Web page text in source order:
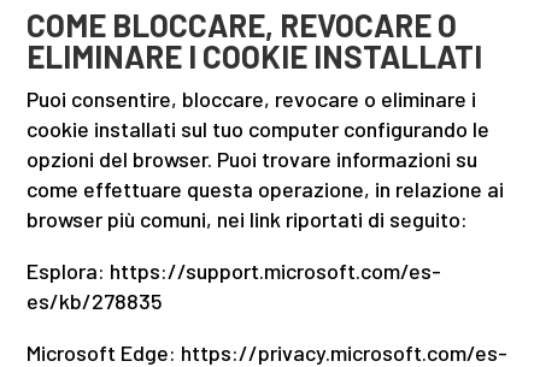
COME BLOCCARE, REVOCARE O
ELIMINARE I COOKIE INSTALLATI
Puoi consentire, bloccare, revocare o eliminare i
cookie installati sul tuo computer configurando le
opzioni del browser. Puoi trovare informazioni su
come effettuare questa operazione, in relazione ai
browser più comuni, nei link riportati di seguito:
Esplora: https://support.microsoft.com/es-
es/kb/278835
Microsoft Edge: https://privacy.microsoft.com/es-